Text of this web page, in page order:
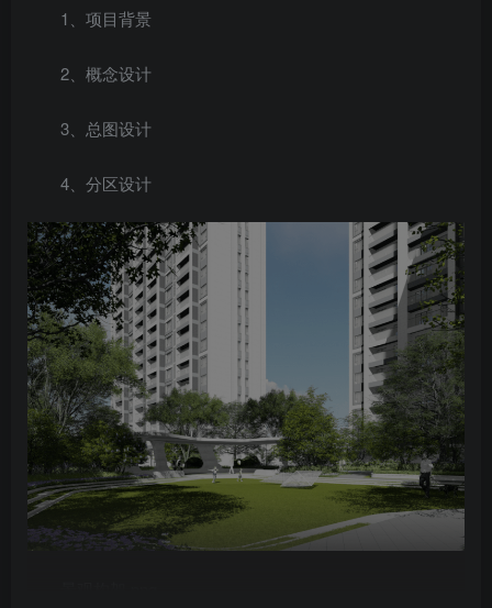
1、项目背景
2、概念设计
3、总图设计
4、分区设计